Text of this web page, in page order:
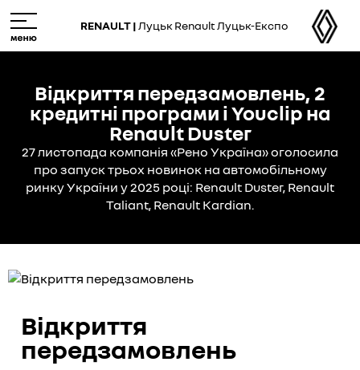
to
main
RENAULT | Луцьк Renault Луцьк-Експо
Відкриття передзамовлень, 2
кредитні програми і Youclip на
Renault Duster
27 листопада компанія «Рено Україна» оголосила
про запуск трьох новинок на автомобільному
ринку України у 2025 році: Renault Duster, Renault
Taliant, Renault Kardian.
Відкриття
передзамовлень